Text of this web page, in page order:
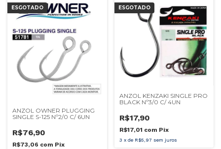
ESGOTADO
ANZOL OWNER PLUGGING
SINGLE S-125 Nº2/0 C/ 6UN
R$76,90
R$73,06 com Pix
ESGOTADO
ANZOL KENZAKI SINGLE PRO
BLACK Nº3/0 C/ 4UN
R$17,90
R$17,01 com Pix
3 x de R$5,97 sem juros